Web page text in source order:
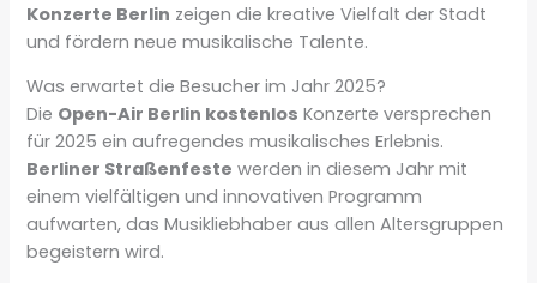
Konzerte Berlin zeigen die kreative Vielfalt der Stadt
und fördern neue musikalische Talente.
Was erwartet die Besucher im Jahr 2025?
Die Open-Air Berlin kostenlos Konzerte versprechen
für 2025 ein aufregendes musikalisches Erlebnis.
Berliner Straßenfeste werden in diesem Jahr mit
einem vielfältigen und innovativen Programm
aufwarten, das Musikliebhaber aus allen Altersgruppen
begeistern wird.